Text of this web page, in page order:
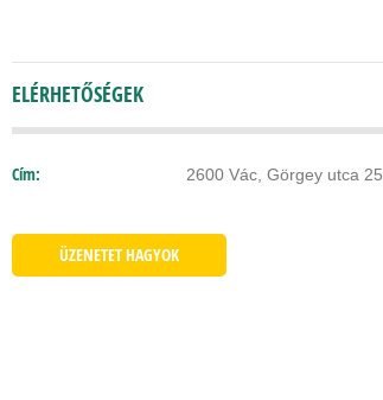
ELÉRHETŐSÉGEK
Cím: 2600 Vác, Görgey utca 25.
ÜZENETET HAGYOK